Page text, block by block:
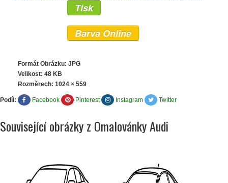
Tisk
Barva Online
Formát Obrázku: JPG
Velikost: 48 KB
Rozměrech: 1024 × 559
Podíl: Facebook Pinterest Instagram Twitter
Související obrázky z Omalovánky Audi